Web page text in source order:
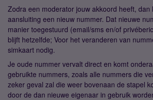
Zodra een moderator jouw akkoord heeft, dan
aansluiting een nieuw nummer. Dat nieuwe
manier toegestuurd (email/sms en/of
blijft hetzelfde; Voor het veranderen van
simkaart nodig.
Je oude nummer vervalt direct en komt
gebruikte nummers, zoals alle nummers die
zeker geval zal die weer bovenaan de stapel
door de dan nieuwe eigenaar in gebruik